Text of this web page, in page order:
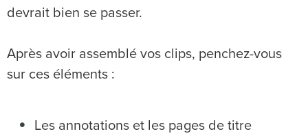
devrait bien se passer.
Après avoir assemblé vos clips, penchez-vous
sur ces éléments :
Les annotations et les pages de titre